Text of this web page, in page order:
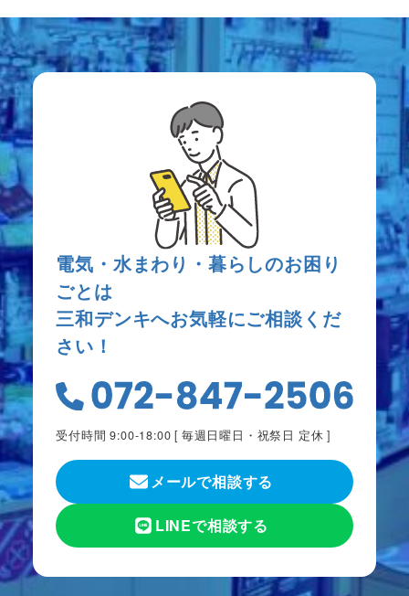
電気・水まわり・暮らしのお困り
ごとは
三和デンキへお気軽にご相談くだ
さい！
受付時間 9:00-18:00 [ 毎週日曜日・祝祭日 定休 ]
メールで相談する
LINEで相談する